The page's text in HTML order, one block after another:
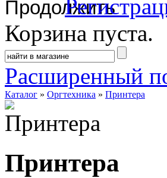
Корзина пуста.
Расширенный
Каталог » Оргтехника » Принтера
Принтера